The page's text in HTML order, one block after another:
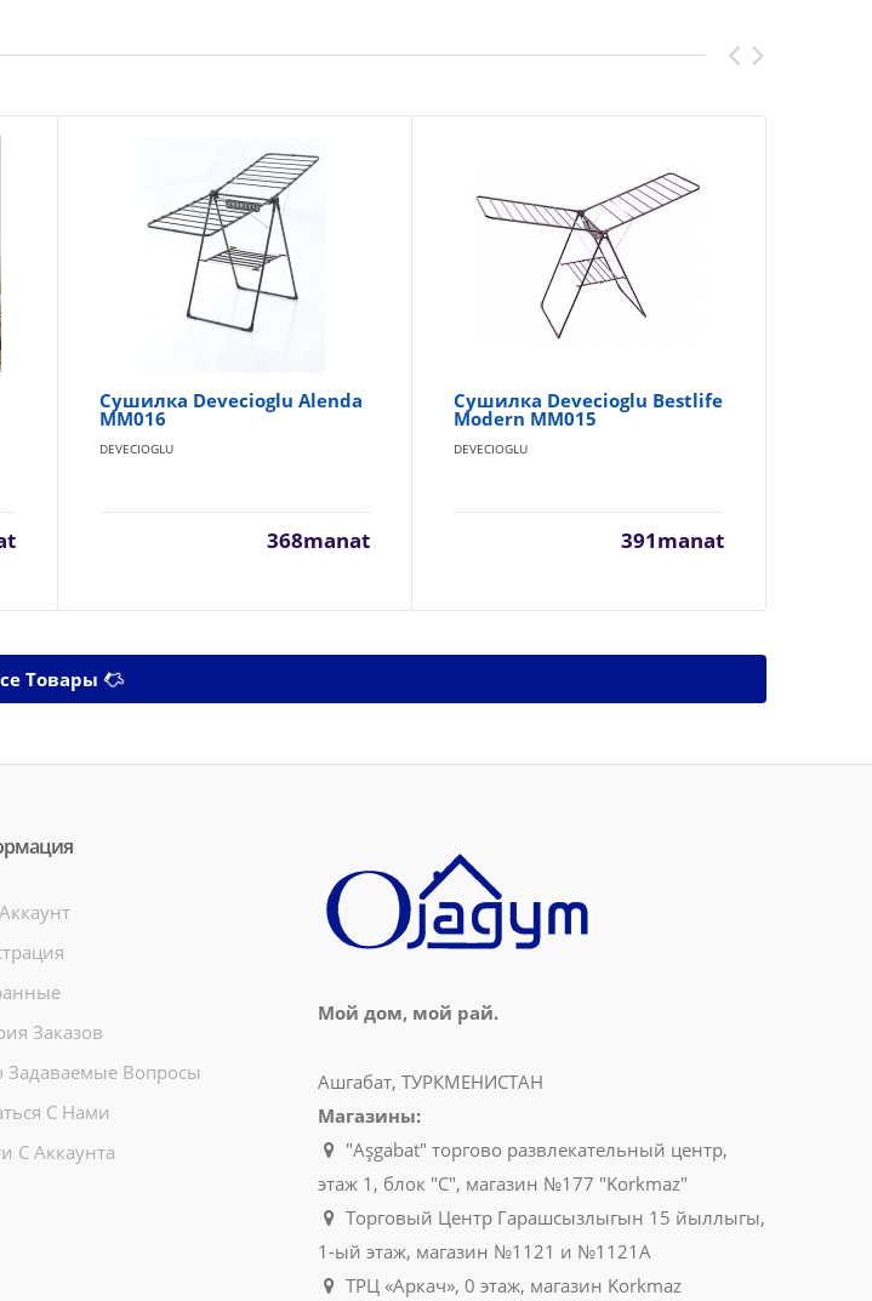
Сушилка Devecioglu Alenda
MM016
DEVECIOGLU
368manat
Сушилка Devecioglu Bestlife
Modern MM015
DEVECIOGLU
391manat
Товары
Заказов
Задаваемые Вопросы
С Нами
С Аккаунта
Мой дом, мой рай.
Ашгабат, ТУРКМЕНИСТАН
Магазины:
"Aşgabat" торгово развлекательный центр,
этаж 1, блок "C", магазин №177 "Korkmaz"
Торговый Центр Гарашсызлыгын 15 йыллыгы,
1-ый этаж, магазин №1121 и №1121A
ТРЦ «Аркач», 0 этаж, магазин Korkmaz